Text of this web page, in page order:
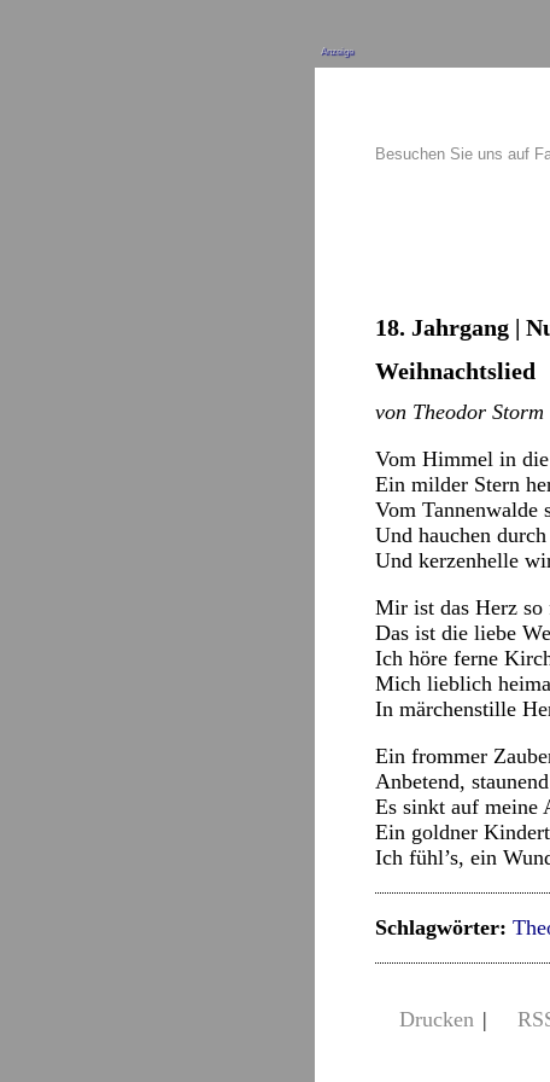
Anzeige
Besuchen Sie uns auf
18. Jahrgang |
Weihnachtslied
von Theodor Storm
Vom Himmel in
Ein milder Stern
Vom Tannenwalde
Und hauchen
Und kerzenhelle
Mir ist das Herz so
Das ist die liebe
Ich höre ferne
Mich lieblich
In märchenstille
Ein frommer
Anbetend,
Es sinkt auf meine
Ein goldner
Ich fühl’s, ein
Schlagwörter:
Drucken |